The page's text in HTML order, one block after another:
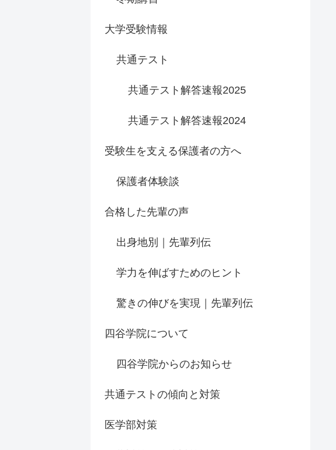
大学受験情報
共通テスト
共通テスト解答速報2025
共通テスト解答速報2024
受験生を支える保護者の方へ
保護者体験談
合格した先輩の声
出身地別｜先輩列伝
学力を伸ばすためのヒント
驚きの伸びを実現｜先輩列伝
四谷学院について
四谷学院からのお知らせ
共通テストの傾向と対策
医学部対策